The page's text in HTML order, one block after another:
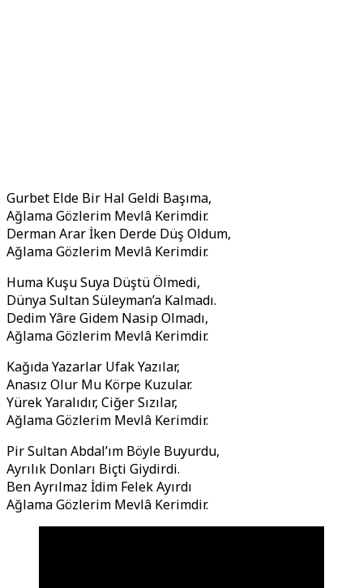
Gurbet Elde Bir Hal Geldi Başıma,
Ağlama Gözlerim Mevlâ Kerimdir.
Derman Arar İken Derde Düş Oldum,
Ağlama Gözlerim Mevlâ Kerimdir.
Huma Kuşu Suya Düştü Ölmedi,
Dünya Sultan Süleyman’a Kalmadı.
Dedim Yâre Gidem Nasip Olmadı,
Ağlama Gözlerim Mevlâ Kerimdir.
Kağıda Yazarlar Ufak Yazılar,
Anasız Olur Mu Körpe Kuzular.
Yürek Yaralıdır, Ciğer Sızılar,
Ağlama Gözlerim Mevlâ Kerimdir.
Pir Sultan Abdal’ım Böyle Buyurdu,
Ayrılık Donları Biçti Giydirdi.
Ben Ayrılmaz İdim Felek Ayırdı
Ağlama Gözlerim Mevlâ Kerimdir.